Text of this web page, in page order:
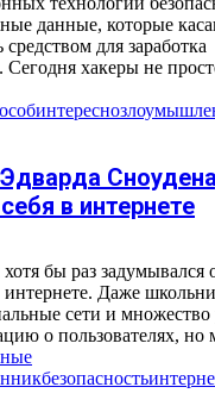
данные, которые
для заработка
хакеры не
интересно
в интернете
бы раз задумывался
интернете. Даже
сети и
о пользователях, но
безопасность